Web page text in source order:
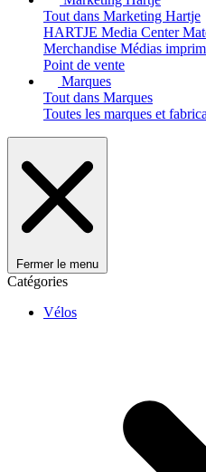
Tout dans Marketing Hartje
HARTJE Media Center
Merchandise Médias
Point de vente
Marques
Tout dans Marques
Toutes les marques et
Fermer le menu
Catégories
Vélos